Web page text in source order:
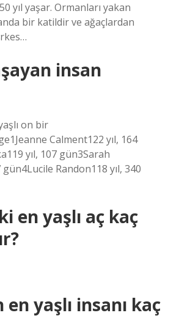
yıl yaşar. Ormanları yakan
bir katildir ve ağaçlardan
insan
on bir
Calment122 yıl, 164
yıl, 107 gün3Sarah
gün4Lucile Randon118 yıl, 340
en yaşlı aç kaç
en yaşlı insanı kaç